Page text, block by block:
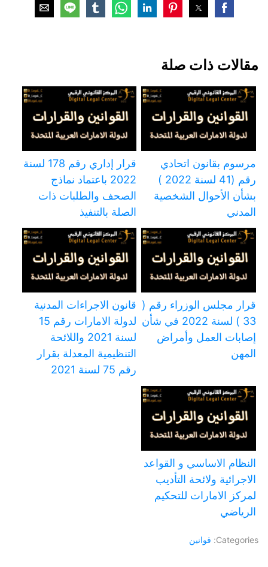
مقالات ذات صلة
مرسوم بقانون اتحادي
رقم (41 لسنة 2022 )
بشأن الأحوال الشخصية
المدني
قرار إداري رقم 178 لسنة
2022 باعتماد نماذج
الصحف والطلبات ذات
الصلة بالتنفيذ
قرار مجلس الوزراء رقم (
33 ) لسنة 2022 في شأن
إصابات العمل وأمراض
المهن
قانون الاجراءات المدنية
لدولة الامارات رقم 15
لسنة 2021 واللائحة
التنظيمية المعدلة بقرار
رقم 75 لسنة 2021
النظام الاساسي و القواعد
الاجرائية ولائحة التأديب
لمركز الامارات للتحكيم
الرياضي
Categories: قوانين